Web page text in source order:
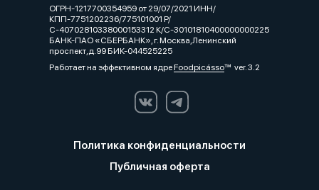
ОГРН-1217700354959 от 29/07/2021 ИНН/
КПП-7751202236/775101001 Р/
С-40702810338000153312 К/С-30101810400000000225
БАНК-ПАО «СБЕРБАНК», г. Москва,Ленинский
проспект,д.99 БИК-044525225
Работает на эффективном ядреFoodpicássover. 3.2
Политика конфиденциальности
Публичная оферта